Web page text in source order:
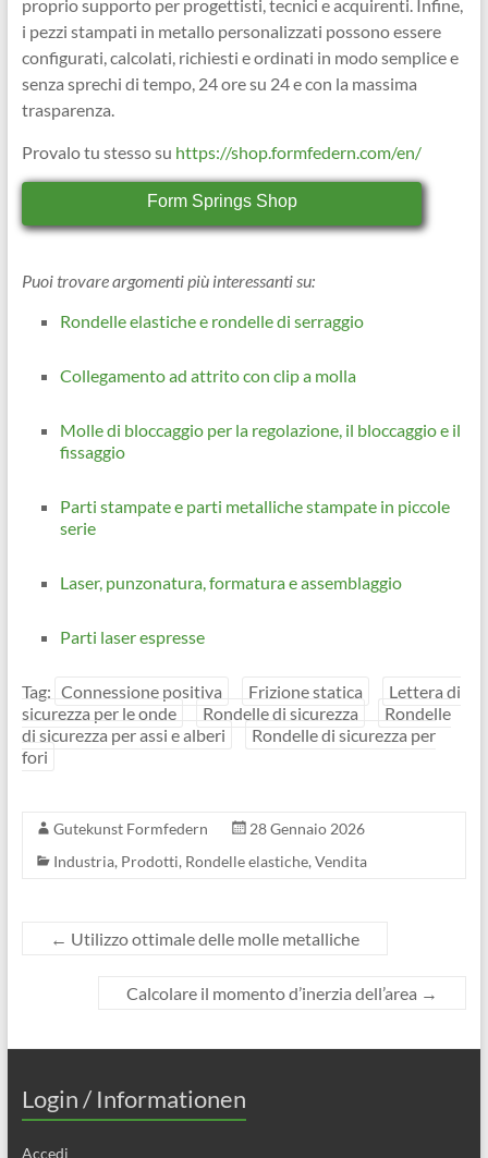
proprio supporto per progettisti, tecnici e acquirenti. Infine,
i pezzi stampati in metallo personalizzati possono essere
configurati, calcolati, richiesti e ordinati in modo semplice e
senza sprechi di tempo, 24 ore su 24 e con la massima
trasparenza.
Provalo tu stesso su https://shop.formfedern.com/en/
Form Springs Shop
Puoi trovare argomenti più interessanti su:
Rondelle elastiche e rondelle di serraggio
Collegamento ad attrito con clip a molla
Molle di bloccaggio per la regolazione, il bloccaggio e il
fissaggio
Parti stampate e parti metalliche stampate in piccole
serie
Laser, punzonatura, formatura e assemblaggio
Parti laser espresse
Tag: Connessione positiva Frizione statica
Lettera di
sicurezza per le onde
Rondelle di sicurezza
Rondelle
di sicurezza per assi e alberi
Rondelle di sicurezza per
fori
Gutekunst Formfedern
28 Gennaio 2026
Industria, Prodotti, Rondelle elastiche, Vendita
← Utilizzo ottimale delle molle metalliche
Calcolare il momento d’inerzia dell’area →
Login / Informationen
Accedi